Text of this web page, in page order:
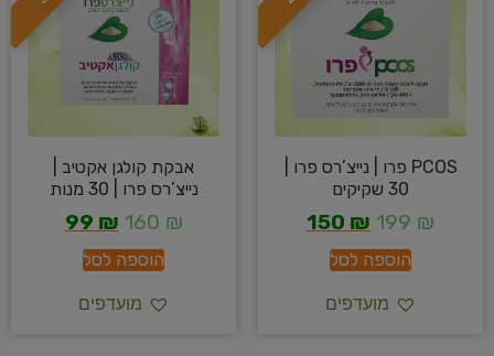
PCOS פרו | נייצ’רס פרו |
30 שקיקים
199 ₪
150 ₪
הוספה לסל
מועדפים
אבקת קולגן אקטיב |
נייצ’רס פרו | 30 מנות
160 ₪
99 ₪
הוספה לסל
מועדפים